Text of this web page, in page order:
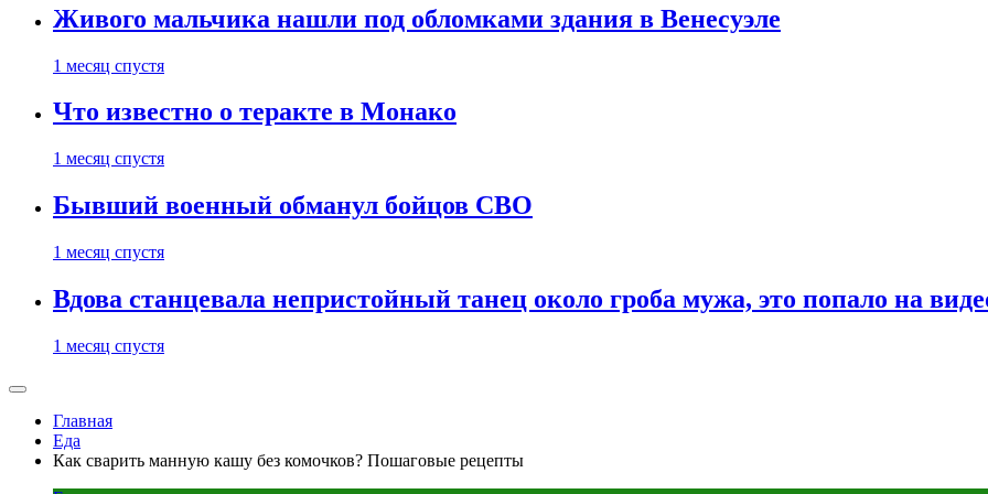
Живого мальчика нашли под обломками здания в Венесуэле
1 месяц спустя
Что известно о теракте в Монако
1 месяц спустя
Бывший военный обманул бойцов СВО
1 месяц спустя
Вдова станцевала непристойный танец около гроба мужа, это попало на
1 месяц спустя
Главная
Еда
Как сварить манную кашу без комочков? Пошаговые рецепты